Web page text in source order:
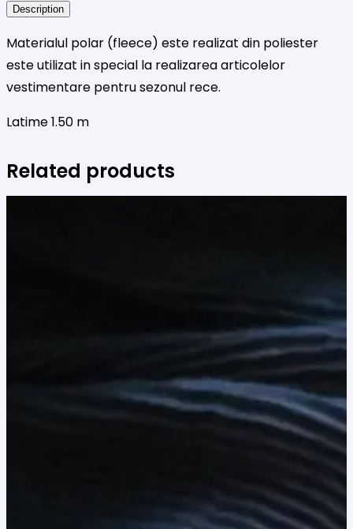
Description
Materialul polar (fleece) este realizat din poliester
este utilizat in special la realizarea articolelor
vestimentare pentru sezonul rece.
Latime 1.50 m
Related products